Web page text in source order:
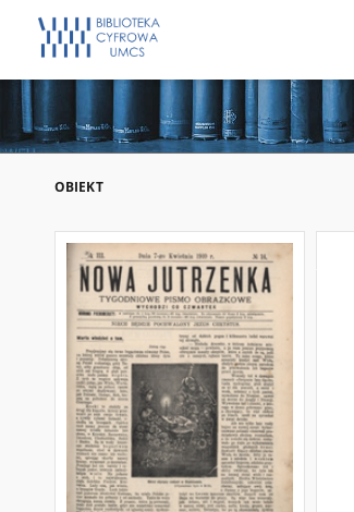
OBIEKT